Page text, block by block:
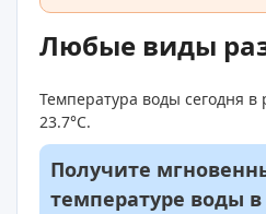
Любые виды
Температура воды сегодня в
23.7°C.
Получите
температуре воды